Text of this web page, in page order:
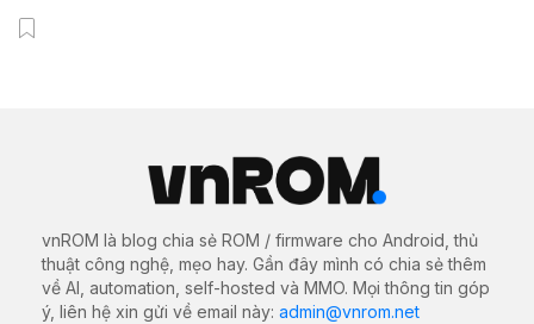
vnROM là blog chia sẻ ROM / firmware cho Android, thủ
thuật công nghệ, mẹo hay. Gần đây mình có chia sẻ thêm
về AI, automation, self-hosted và MMO. Mọi thông tin góp
ý, liên hệ xin gửi về email này: admin@vnrom.net